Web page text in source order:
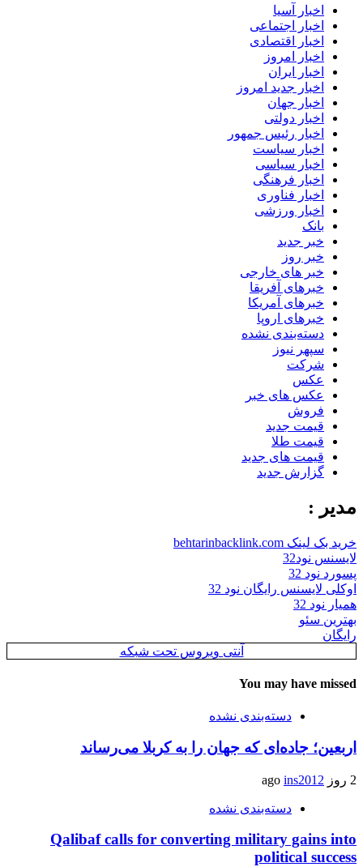
اخبار آسیا
اخبار اجتماعی
اخبار اقتصادی
اخبار امروز
اخبار ایران
اخبار جدید امروز
اخبار جهان
اخبار دولتی
اخبار رئیس جمهور
اخبار سیاست
اخبار سیاسی
اخبار فرهنگی
اخبار فناوری
اخبار ورزشی
بانک
خبر جدید
خبر روز
خبر های خارجی
خبرهای آفریقا
خبرهای آمریکا
خبرهای اروپا
دسته‌بندی نشده
سپهر نیوز
شرکت
عکس
عکس های خبر
فروش
قیمت جدید
قیمت طلا
قیمت های جدید
گزارش جدید
مدیر :
خرید بک لینک behtarinbacklink.com
لایسنس نود32
پسورد نود 32
اوکلی لایسنس رایگان نود 32
همیار نود 32
بهترین سئو
رایگان
آنتی ویروس تحت شبکه
You may have missed
دسته‌بندی نشده
اربعین؛ جاده‌ای که جهان را به کربلا می‌رساند
2 روز ago ins2012
دسته‌بندی نشده
Qalibaf calls for converting military gains into
political success